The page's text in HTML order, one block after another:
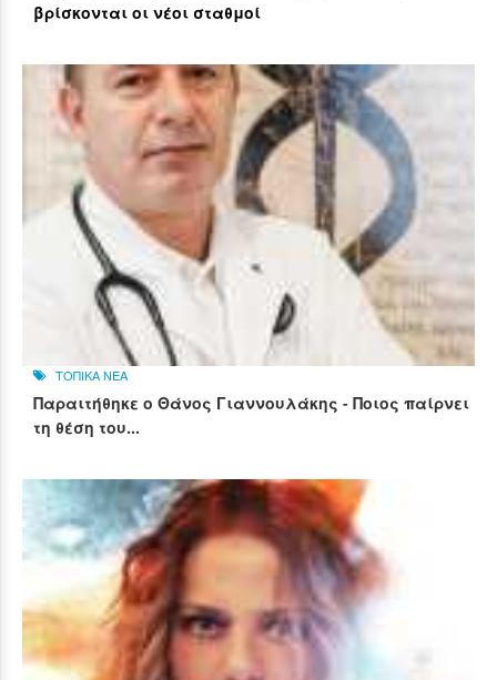
βρίσκονται οι νέοι σταθμοί
ΤΟΠΙΚΑ ΝΕΑ
Παραιτήθηκε ο Θάνος Γιαννουλάκης - Ποιος παίρνει
τη θέση του...